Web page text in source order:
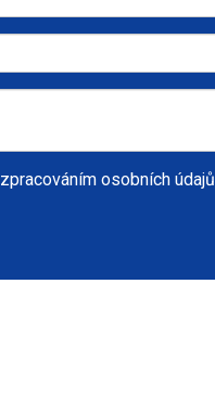
zpracováním osobních údajů